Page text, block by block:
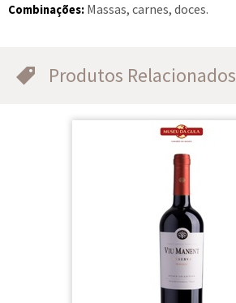
Combinações: Massas, carnes, doces.
Produtos Relacionados